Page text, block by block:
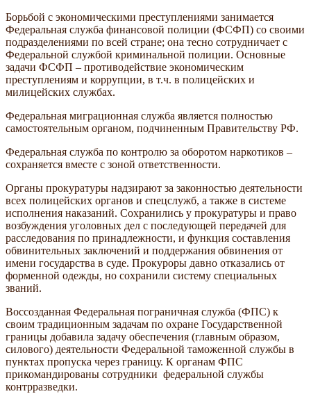
Борьбой с экономическими преступлениями занимается
Федеральная служба финансовой полиции (ФСФП) со своими
подразделениями по всей стране; она тесно сотрудничает с
Федеральной службой криминальной полиции. Основные
задачи ФСФП – противодействие экономическим
преступлениям и коррупции, в т.ч. в полицейских и
милицейских службах.
Федеральная миграционная служба является полностью
самостоятельным органом, подчиненным Правительству РФ.
Федеральная служба по контролю за оборотом наркотиков –
сохраняется вместе с зоной ответственности.
Органы прокуратуры надзирают за законностью деятельности
всех полицейских органов и спецслужб, а также в системе
исполнения наказаний. Сохранились у прокуратуры и право
возбуждения уголовных дел с последующей передачей для
расследования по принадлежности, и функция составления
обвинительных заключений и поддержания обвинения от
имени государства в суде. Прокуроры давно отказались от
форменной одежды, но сохранили систему специальных
званий.
Воссозданная Федеральная пограничная служба (ФПС) к
своим традиционным задачам по охране Государственной
границы добавила задачу обеспечения (главным образом,
силового) деятельности Федеральной таможенной службы в
пунктах пропуска через границу. К органам ФПС
прикомандированы сотрудники федеральной службы
контрразведки.